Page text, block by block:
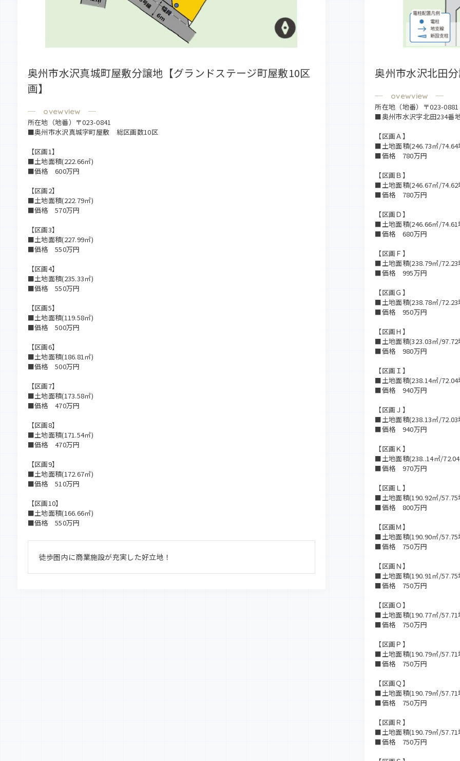
奥州市水沢真城町屋敷分譲地【グランドステージ町屋敷10区
画】
所在地（地番）〒023-0841
■奥州市水沢真城字町屋敷 総区画数10区
【区画1】
■土地面積(222.66㎡)
■価格 600万円
【区画2】
■土地面積(222.79㎡)
■価格 570万円
【区画3】
■土地面積(227.99㎡)
■価格 550万円
【区画4】
■土地面積(235.33㎡)
■価格 550万円
【区画5】
■土地面積(119.58㎡)
■価格 500万円
【区画6】
■土地面積(186.81㎡)
■価格 500万円
【区画7】
■土地面積(173.58㎡)
■価格 470万円
【区画8】
■土地面積(171.54㎡)
■価格 470万円
【区画9】
■土地面積(172.67㎡)
■価格 510万円
【区画10】
■土地面積(166.66㎡)
■価格 550万円
徒歩圏内に商業施設が充実した好立地！
奥州市水沢北田
所在地（地番）〒023-0881
■奥州市水沢字北田234番
【区画Ａ】
■土地面積(246.73㎡/74.64
■価格 780万円
【区画Ｂ】
■土地面積(246.67㎡/74.62
■価格 780万円
【区画Ｄ】
■土地面積(246.66㎡/74.61
■価格 680万円
【区画Ｆ】
■土地面積(238.79㎡/72.23
■価格 995万円
【区画Ｇ】
■土地面積(238.78㎡/72.23
■価格 950万円
【区画Ｈ】
■土地面積(323.03㎡/97.72
■価格 980万円
【区画Ｉ】
■土地面積(238.14㎡/72.04
■価格 940万円
【区画Ｊ】
■土地面積(238.13㎡/72.03
■価格 940万円
【区画Ｋ】
■土地面積(238..14㎡/
■価格 970万円
【区画Ｌ】
■土地面積(190.92㎡/57.75
■価格 800万円
【区画Ｍ】
■土地面積(190.90㎡/57.75
■価格 750万円
【区画Ｎ】
■土地面積(190.91㎡/57.75
■価格 750万円
【区画Ｏ】
■土地面積(190.77㎡/57.71
■価格 750万円
【区画Ｐ】
■土地面積(190.79㎡/57.71
■価格 750万円
【区画Ｑ】
■土地面積(190.79㎡/57.71
■価格 750万円
【区画Ｒ】
■土地面積(190.79㎡/57.71
■価格 750万円